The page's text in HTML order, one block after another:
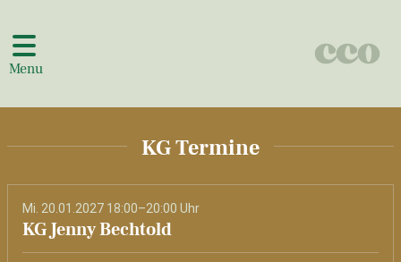
Menu
KG Termine
Mi. 20.01.2027 18:00–20:00 Uhr
KG Jenny Bechtold